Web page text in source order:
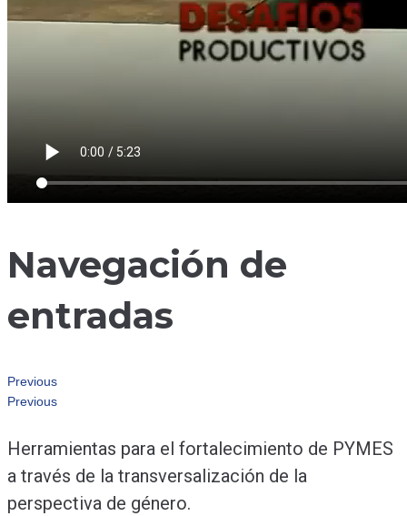
Navegación de
entradas
Previous
Previous
Herramientas para el fortalecimiento de PYMES
a través de la transversalización de la
perspectiva de género.